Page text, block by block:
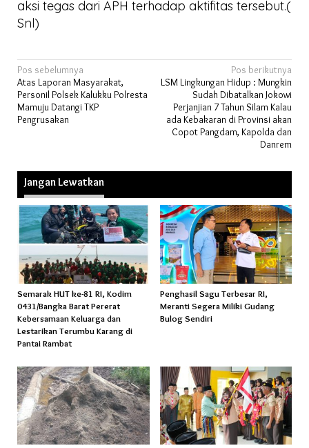
aksi tegas dari APH terhadap aktifitas tersebut.(
Snl)
Navigasi
pos
Pos sebelumnya
Atas Laporan Masyarakat,
Personil Polsek Kalukku Polresta
Mamuju Datangi TKP
Pengrusakan
Pos berikutnya
LSM Lingkungan Hidup : Mungkin
Sudah Dibatalkan Jokowi
Perjanjian 7 Tahun Silam Kalau
ada Kebakaran di Provinsi akan
Copot Pangdam, Kapolda dan
Danrem
Jangan Lewatkan
Semarak HUT ke-81 RI, Kodim
0431/Bangka Barat Pererat
Kebersamaan Keluarga dan
Lestarikan Terumbu Karang di
Pantai Rambat
Penghasil Sagu Terbesar RI,
Meranti Segera Miliki Gudang
Bulog Sendiri